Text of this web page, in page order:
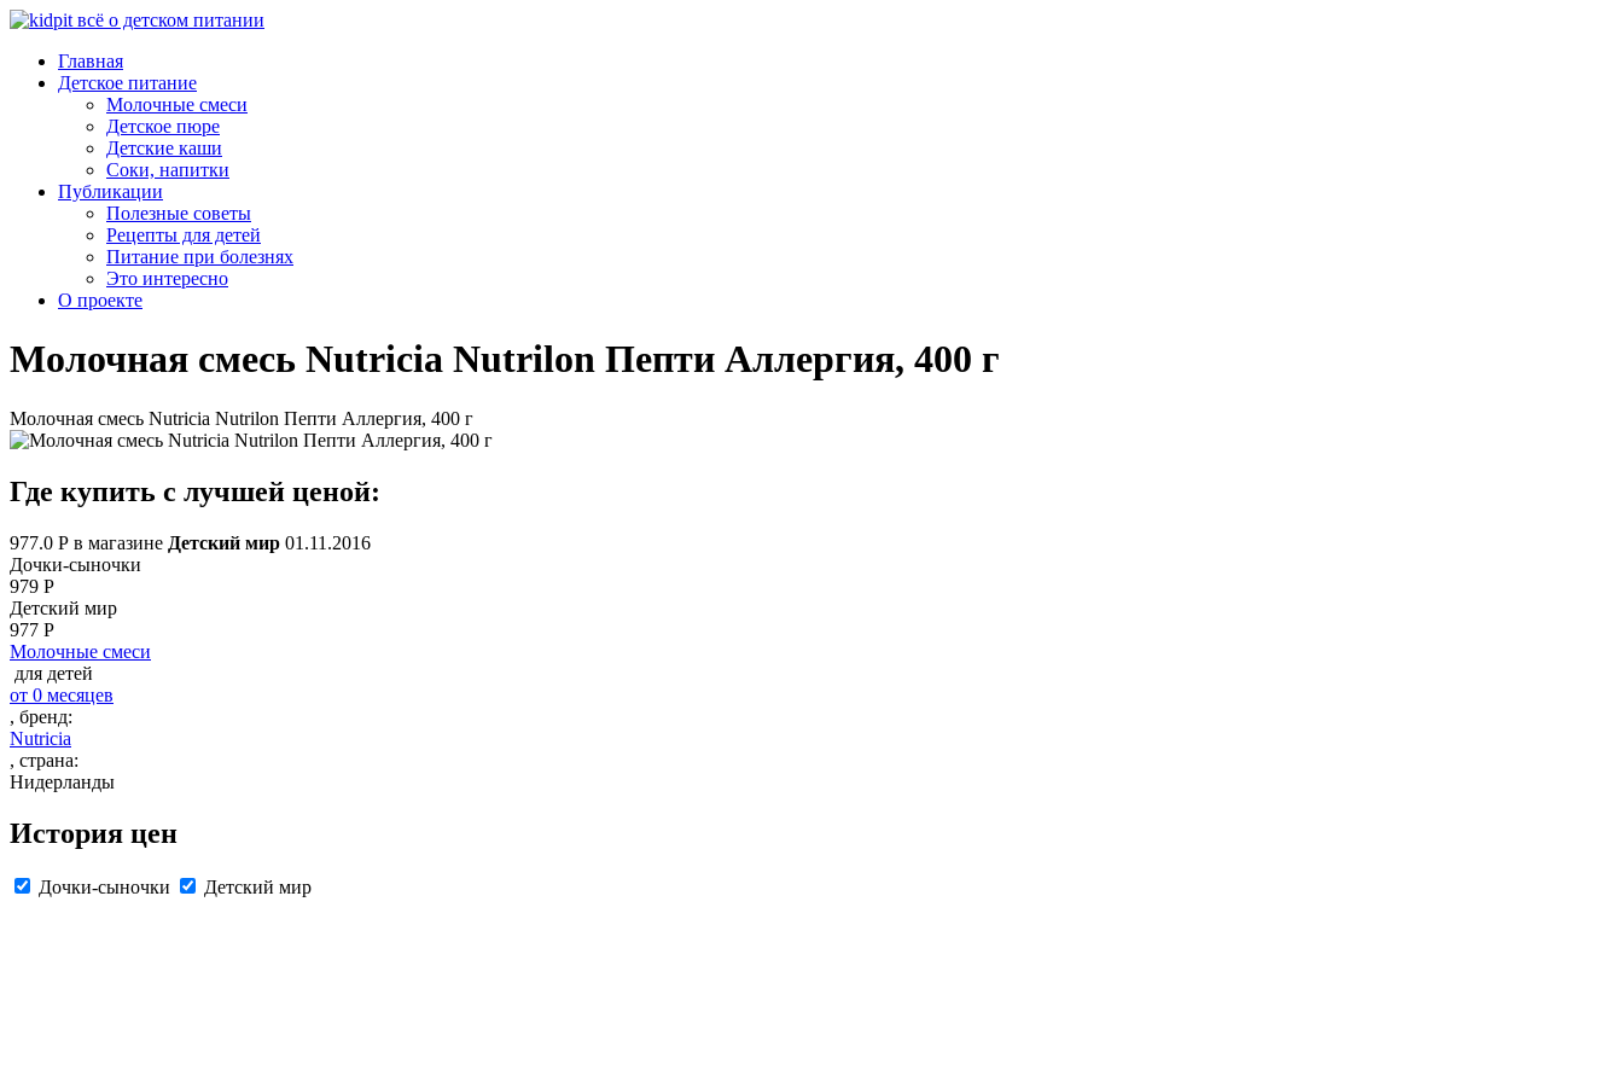
Главная
Детское питание
Молочные смеси
Детское пюре
Детские каши
Соки, напитки
Публикации
Полезные советы
Рецепты для детей
Питание при болезнях
Это интересно
О проекте
Молочная смесь Nutricia Nutrilon Пепти Аллергия, 400 г
Молочная смесь Nutricia Nutrilon Пепти Аллергия, 400 г
Где купить с лучшей ценой:
977.0 Р в магазине Детский мир 01.11.2016
Дочки-сыночки
979 Р
Детский мир
977 Р
Молочные смеси
для детей
от 0 месяцев
, бренд:
Nutricia
, страна:
Нидерланды
История цен
Дочки-сыночки Детский мир